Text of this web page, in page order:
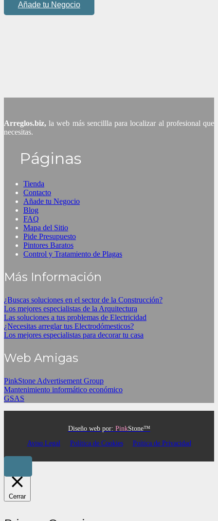
Añade tu Negocio
Arreglos.biz,la web más sencillla para localizar al profesional que
necesitas.
Páginas
Tienda
Contacto
Añade tu Negocio
Blog
FAQ
Mapa del Sitio
Pide Presupuesto
Pintores Baratos
Control y Tratamiento de Plagas
Más Información
¿Buscas soluciones en el sector de la Construcción?
Los mejores especialistas de la Arquitectura
Las soluciones a tus problemas de Electricidad
¿Necesitas arreglar tus Electrodómesticos?
Los mejores especialistas para decorar tu casa
Web Amigas
PinkStone Advertisement Group
Mantenimiento informático económico
GSAS
Diseño web por: PinkStone™
Aviso Legal
Política de Cookies Poítica de Privacidad
Cerrar